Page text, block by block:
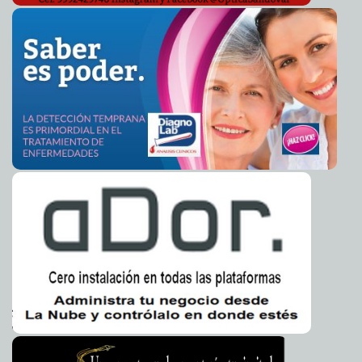
2016-05-29 07:39:18 Relatan horrores de Hiroshima y Nagasaki Jorge Armando
León Borges
2016-05-29 07:36:31 La final de la Champions, cuestión de fe
Claudia Sofía
Gómez Infante
2016-05-28 07:15:22 Aprovecha las ofertas de Hotsale Claudia Sofía Gómez Infante
2016-05-28 07:12:49 Juegos que saltan de la consola a la mesa Jorge Armando
2016-05-28 07:08:14 Establecen el derecho a ser buscado
Claudia Sofía Gómez
Infante
2016-05-28 07:05:51 Bloquean vacunas a países pobres Carmen Alicia Briceño
Sánchez
Prohíben selfies con gatos
2016-05-28 07:00:41 Los Tuzos están cerca del título Eduardo Ignacio Ramos Pérez
Gómez Infante
Claudia Sofía Gómez Infante
2016-05-27 10:17:08 Celos causaron la ruptura entre Johnny Depp y Amber
Jorge Armando León Borges
2016-05-27 10:13:32 Rigoberta Menchú no acepta la burla y desprecio como
parte de la sociedad Jorge Armando León Borges
2016-05-27 10:07:22 El Pana abandona el hospital Jorge Armando León Borges